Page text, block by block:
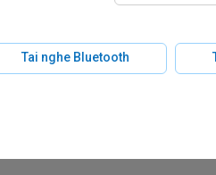
Tai nghe Bluetooth